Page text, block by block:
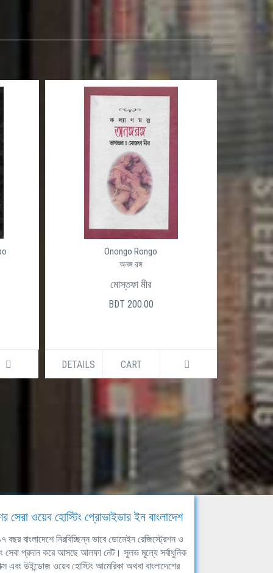
Onongo Rongo
অনঙ্গ রঙ্গ
মোস্তফা মীর
BDT 200.00
DETAILS CART DETAILS
সেরা ওয়েব হোস্টিং প্রোভাইডার ইন বাংলাদেশ
বছর বাংলাদেশে নিরবিচ্ছিন্ন ভাবে ডোমেইন রেজিস্ট্রেশন ও
সেবা প্রদান করে আসছে আলফা নেট। সুলভ মূল্যে সর্বাধুনিক
এবং উইন্ডোজ ওয়েব হোস্টিং আমেরিকা অথবা বাংলাদেশের